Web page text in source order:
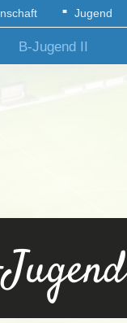
Jugend
B-Jugend II